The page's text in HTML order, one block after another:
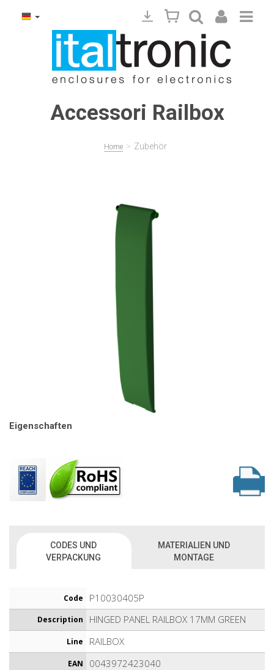
Accessori Railbox
Home > Zubehör
Eigenschaften
CODES UND
VERPACKUNG
MATERIALIEN UND
MONTAGE
Code P10030405P
Description HINGED PANEL RAILBOX 17MM GREEN
Line RAILBOX
EAN 0043972423040